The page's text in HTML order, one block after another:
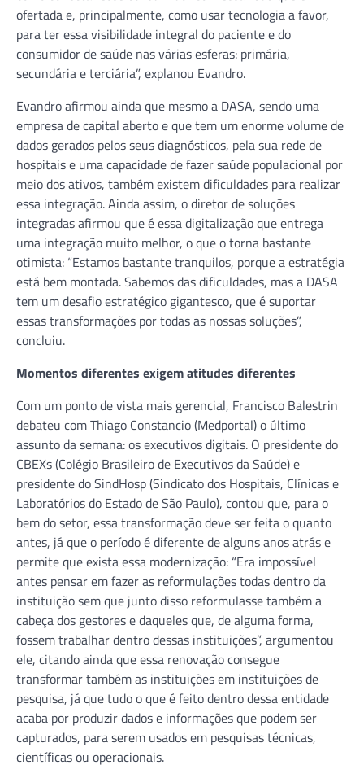
ofertada e, principalmente, como usar tecnologia a favor,
para ter essa visibilidade integral do paciente e do
consumidor de saúde nas várias esferas: primária,
secundária e terciária”, explanou Evandro.
Evandro afirmou ainda que mesmo a DASA, sendo uma
empresa de capital aberto e que tem um enorme volume de
dados gerados pelos seus diagnósticos, pela sua rede de
hospitais e uma capacidade de fazer saúde populacional por
meio dos ativos, também existem dificuldades para realizar
essa integração. Ainda assim, o diretor de soluções
integradas afirmou que é essa digitalização que entrega
uma integração muito melhor, o que o torna bastante
otimista: “Estamos bastante tranquilos, porque a estratégia
está bem montada. Sabemos das dificuldades, mas a DASA
tem um desafio estratégico gigantesco, que é suportar
essas transformações por todas as nossas soluções”,
concluiu.
Momentos diferentes exigem atitudes diferentes
Com um ponto de vista mais gerencial, Francisco Balestrin
debateu com Thiago Constancio (Medportal) o último
assunto da semana: os executivos digitais. O presidente do
CBEXs (Colégio Brasileiro de Executivos da Saúde) e
presidente do SindHosp (Sindicato dos Hospitais, Clínicas e
Laboratórios do Estado de São Paulo), contou que, para o
bem do setor, essa transformação deve ser feita o quanto
antes, já que o período é diferente de alguns anos atrás e
permite que exista essa modernização: “Era impossível
antes pensar em fazer as reformulações todas dentro da
instituição sem que junto disso reformulasse também a
cabeça dos gestores e daqueles que, de alguma forma,
fossem trabalhar dentro dessas instituições”, argumentou
ele, citando ainda que essa renovação consegue
transformar também as instituições em instituições de
pesquisa, já que tudo o que é feito dentro dessa entidade
acaba por produzir dados e informações que podem ser
capturados, para serem usados em pesquisas técnicas,
científicas ou operacionais.